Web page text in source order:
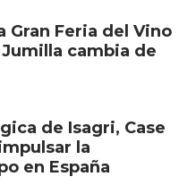
Gran Feria del Vino
cambia de
de Isagri, Case
la
en España